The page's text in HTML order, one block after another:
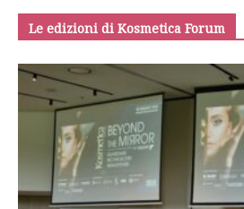
Le edizioni di Kosmetica Forum